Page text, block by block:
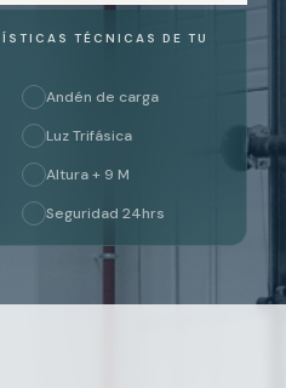
TÉCNICAS DE TU
Andén de carga
Luz Trifásica
Altura + 9 M
Seguridad 24hrs